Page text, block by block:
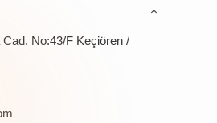
No:43/F Keçiören /